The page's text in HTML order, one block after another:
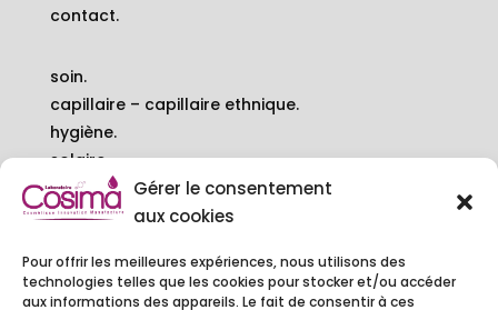
Gérer le consentement
aux cookies
Pour offrir les meilleures expériences, nous utilisons des
technologies telles que les cookies pour stocker et/ou accéder
aux informations des appareils. Le fait de consentir à ces
contact.
soin.
capillaire – capillaire ethnique.
hygiène.
solaire.
baumes.
bébé – femme enceinte.
contact.
6 rue Camille DECAUVILLE